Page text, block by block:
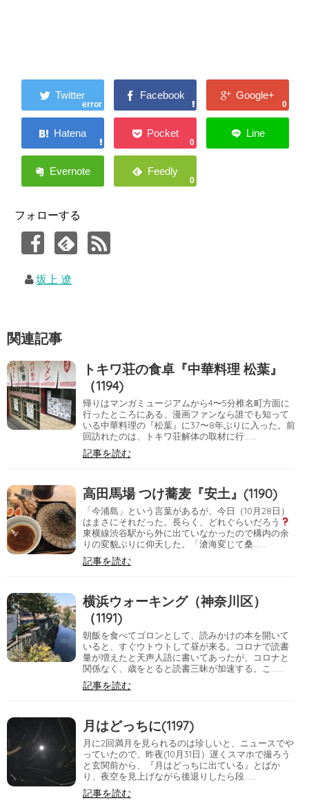
error 0
0
0
フォローする
坂上 遼
関連記事
トキワ荘の食卓『中華料理 松葉』
（1194)
帰りはマンガミュージアムから4〜5分椎名町方面に
行ったところにある、漫画ファンなら誰でも知って
いる中華料理の『松葉』に37〜8年ぶりに入った。前
回訪れたのは、トキワ荘解体の取材に行……
記事を読む
高田馬場 つけ蕎麦『安土』(1190)
「今浦島」という言葉があるが、今日（10月28日）
はまさにそれだった。長らく、どれぐらいだろう
東横線渋谷駅から外に出ていなかったので構内の余
りの変貌ぶりに仰天した。「滄海変じて桑……
記事を読む
横浜ウォーキング（神奈川区）
（1191)
朝飯を食べてゴロンとして、読みかけの本を開いて
いると、すぐウトウトして昼が来る。コロナで読書
量が増えたと天声人語に書いてあったが、コロナと
関係なく、歳をとると読書三昧が加速する。こ……
記事を読む
月はどっちに(1197)
月に2回満月を見られるのは珍しいと、ニュースでや
っていたので、昨夜(10月31日）遅くスマホで撮ろう
と玄関前から、『月はどっちに出ている』とばか
り、夜空を見上げながら後退りしたら段……
記事を読む